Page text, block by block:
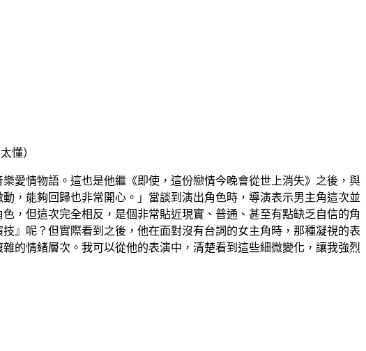
懂）
愛情物語。這也是他繼《即使，這份戀情今晚會從世上消失》之後，與
，能夠回歸也非常開心。」當談到演出角色時，導演表示男主角這次並
，但這次完全相反，是個非常貼近現實、普通、甚至有點缺乏自信的角
』呢？但實際看到之後，他在面對沒有台詞的女主角時，那種凝視的表
的情緒層次。我可以從他的表演中，清楚看到這些細微變化，讓我強烈